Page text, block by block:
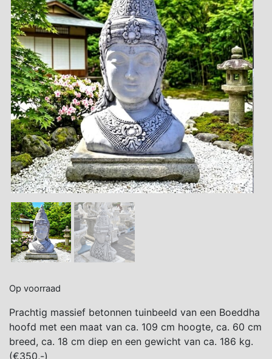
Op voorraad
Prachtig massief betonnen tuinbeeld van een Boeddha
hoofd met een maat van ca. 109 cm hoogte, ca. 60 cm
breed, ca. 18 cm diep en een gewicht van ca. 186 kg.
(€350,-)